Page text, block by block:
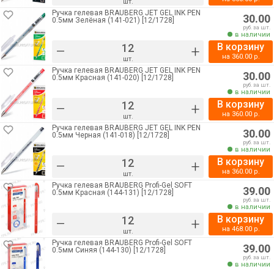
Ручка гелевая BRAUBERG JET GEL INK PEN
0.5мм Зелёная (141-021) [12/1728]
– шт. +
30.00
руб. за шт.
в наличии
В корзину
на 360.00р.
Ручка гелевая BRAUBERG JET GEL INK PEN
0.5мм Красная (141-020) [12/1728]
– шт. +
30.00
руб. за шт.
в наличии
В корзину
на 360.00р.
Ручка гелевая BRAUBERG JET GEL INK PEN
0.5мм Черная (141-018) [12/1728]
– шт. +
30.00
руб. за шт.
в наличии
В корзину
на 360.00р.
Ручка гелевая BRAUBERG Profi-Gel SOFT
0.5мм Красная (144-131) [12/1728]
– шт. +
39.00
руб. за шт.
в наличии
В корзину
на 468.00р.
Ручка гелевая BRAUBERG Profi-Gel SOFT
0.5мм Синяя (144-130) [12/1728]
39.00
руб. за шт.
в наличии